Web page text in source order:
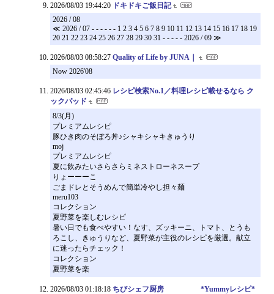
2026/08/03 19:44:20 ドキドキご飯日記
2026 / 08
≪ 2026 / 07 - - - - - - 1 2 3 4 5 6 7 8 9 10 11 12 13 14 15 16 17 18 19
20 21 22 23 24 25 26 27 28 29 30 31 - - - - - 2026 / 09 ≫
2026/08/03 08:58:27 Quality of Life by JUNA｜
Now 2026'08
2026/08/03 02:45:46 レシピ検索No.1／料理レシピ載せるなら ク
ックパッド
8/3(月)
プレミアムレシピ
豚ひき肉のそぼろ丼♪シャキシャキきゅうり
moj
プレミアムレシピ
夏に飲みたいさらさらミネストローネスープ
りょーーーこ
ごまドレとそうめんで簡単冷やし担々麺
meru103
コレクション
夏野菜を楽しむレシピ
暑い日でも食べやすい！なす、ズッキーニ、トマト、とうも
ろこし、きゅうりなど、夏野菜が主役のレシピを厳選。献立
に迷ったらチェック！
コレクション
夏野菜を楽
2026/08/03 01:18:18 ちびシェフ厨房 *Yummyレシピ*